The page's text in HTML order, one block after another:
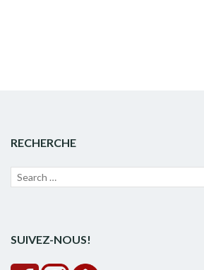
RECHERCHE
Recherche
SUIVEZ-NOUS!